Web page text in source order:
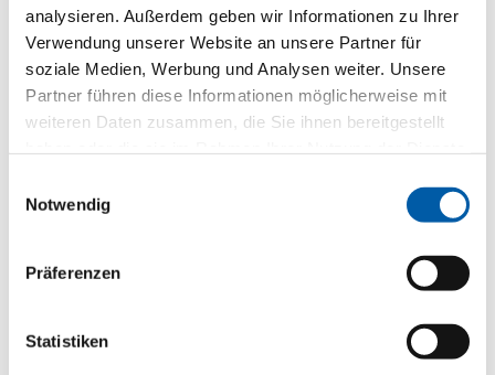
analysieren. Außerdem geben wir Informationen zu Ihrer
Verwendung unserer Website an unsere Partner für
soziale Medien, Werbung und Analysen weiter. Unsere
Partner führen diese Informationen möglicherweise mit
weiteren Daten zusammen, die Sie ihnen bereitgestellt
Notwendig
Präferenzen
Statistiken
Mit demŠkoda Peaqkündigt die Marke ihr bislang
größtes und geräumigstes Modell an. Das neue
vollelektrische SUV-Flaggschiff zeigt eindrucksvoll,
wie modernes „Modern Solid“-Designauf maximale
Alltagstauglichkeit trifft.
Freunden – der Peaq soll Platz für bis zu
sieben
Personenbieten und setzt mit einer geplanten
Wert) neue Maßstäbe in Sachen Freiheit. Ein echtes
Raumwunder für alle Alltagsentdecker, die keine
Da sich das Modell noch in